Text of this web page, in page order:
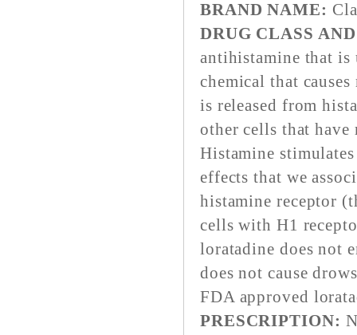
BRAND NAME:
DRUG CLASS
antihistamine that is
chemical that
is released from
other cells that have
Histamine
effects that we
histamine receptor
cells with H1
loratadine does not
does not cause
FDA approved
PRESCRIPTION: